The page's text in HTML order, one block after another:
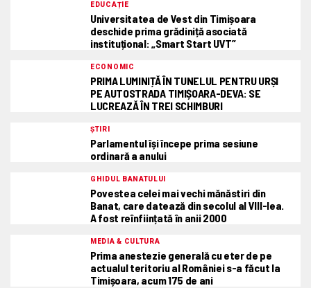
EDUCAȚIE
Universitatea de Vest din Timișoara
deschide prima grădiniță asociată
instituțional: „Smart Start UVT”
ECONOMIC
PRIMA LUMINIȚĂ ÎN TUNELUL PENTRU URȘI
PE AUTOSTRADA TIMIȘOARA-DEVA: SE
LUCREAZĂ ÎN TREI SCHIMBURI
ȘTIRI
Parlamentul își începe prima sesiune
ordinară a anului
GHIDUL BANATULUI
Povestea celei mai vechi mănăstiri din
Banat, care datează din secolul al VIII-lea.
A fost reînființată în anii 2000
MEDIA & CULTURA
Prima anestezie generală cu eter de pe
actualul teritoriu al României s-a făcut la
Timișoara, acum 175 de ani